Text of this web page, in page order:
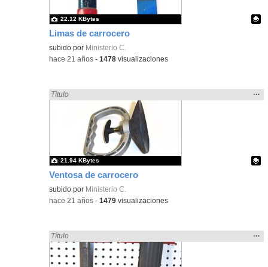
Limas de carrocero
Contenido educativo.
subido por Ministerio C.
22.12 KBytes
-hace 21 años -1478 visualizaciones
Ventosa de carrocero
Encontrado «carrocero» en:
Título
la
…
Contenido educativo.
subido por Ministerio C.
21.94 KBytes
-hace 21 años -1479 visualizaciones
Encontrado «carrocero» en:
Título
la
…